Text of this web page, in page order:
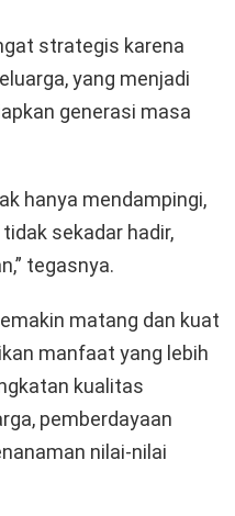
strategis karena
yang menjadi
generasi masa
hanya mendampingi,
sekadar hadir,
tegasnya.
matang dan kuat
manfaat yang lebih
kualitas
pemberdayaan
nilai-nilai